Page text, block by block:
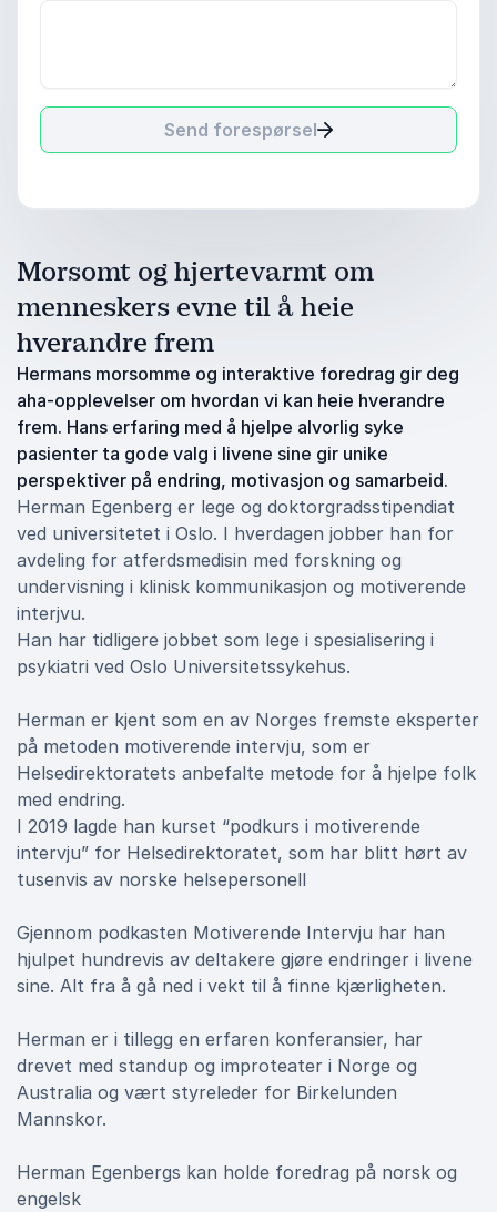
Send forespørsel
Morsomt og hjertevarmt om
menneskers evne til å heie
hverandre frem
Hermans morsomme og interaktive foredrag gir deg
aha-opplevelser om hvordan vi kan heie hverandre
frem. Hans erfaring med å hjelpe alvorlig syke
pasienter ta gode valg i livene sine gir unike
perspektiver på endring, motivasjon og samarbeid.
Herman Egenberg er lege og doktorgradsstipendiat
ved universitetet i Oslo. I hverdagen jobber han for
avdeling for atferdsmedisin med forskning og
undervisning i klinisk kommunikasjon og motiverende
interjvu.
Han har tidligere jobbet som lege i spesialisering i
psykiatri ved Oslo Universitetssykehus.
Herman er kjent som en av Norges fremste eksperter
på metoden motiverende intervju, som er
Helsedirektoratets anbefalte metode for å hjelpe folk
med endring.
I 2019 lagde han kurset “podkurs i motiverende
intervju” for Helsedirektoratet, som har blitt hørt av
tusenvis av norske helsepersonell
Gjennom podkasten Motiverende Intervju har han
hjulpet hundrevis av deltakere gjøre endringer i livene
sine. Alt fra å gå ned i vekt til å finne kjærligheten.
Herman er i tillegg en erfaren konferansier, har
drevet med standup og improteater i Norge og
Australia og vært styreleder for Birkelunden
Mannskor.
Herman Egenbergs kan holde foredrag på norsk og
engelsk